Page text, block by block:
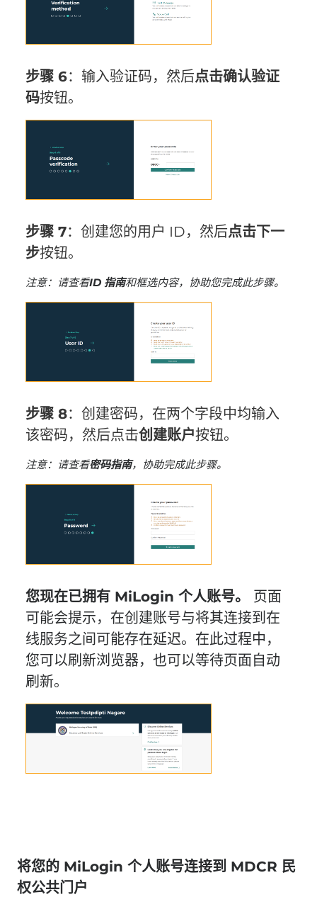
步骤 6：输入验证码，然后点击确认验证
码按钮。
步骤 7：创建您的用户 ID，然后点击下一
步按钮。
注意：请查看ID 指南和框选内容，协助您完成此步骤。
步骤 8：创建密码，在两个字段中均输入
该密码，然后点击创建账户按钮。
注意：请查看密码指南，协助完成此步骤。
您现在已拥有 MiLogin 个人账号。 页面
可能会提示，在创建账号与将其连接到在
线服务之间可能存在延迟。在此过程中，
您可以刷新浏览器，也可以等待页面自动
刷新。
将您的 MiLogin 个人账号连接到 MDCR 民
权公共门户